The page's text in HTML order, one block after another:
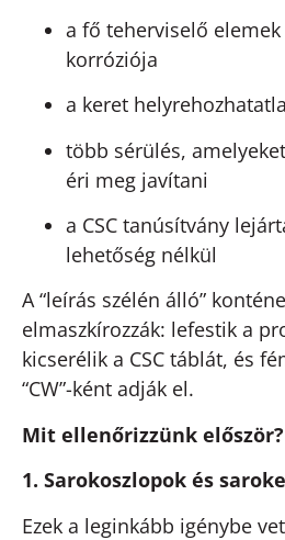
a fő teherviselő
korróziója
a keret
több sérülés,
éri meg javítani
a CSC tanúsítvány
lehetőség nélkül
A “leírás szélén álló”
elmaszkírozzák: lefestik a
kicserélik a CSC táblát, és
“CW”-ként adják el.
Mit ellenőrizzünk először?
1. Sarokoszlopok és
Ezek a leginkább igénybe